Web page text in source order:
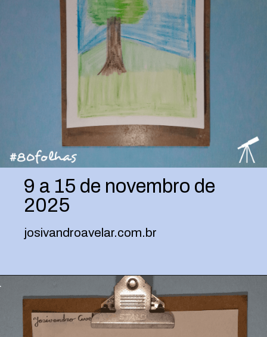
josivandroavelar.com.br
9 a 15 de novembro de
2025